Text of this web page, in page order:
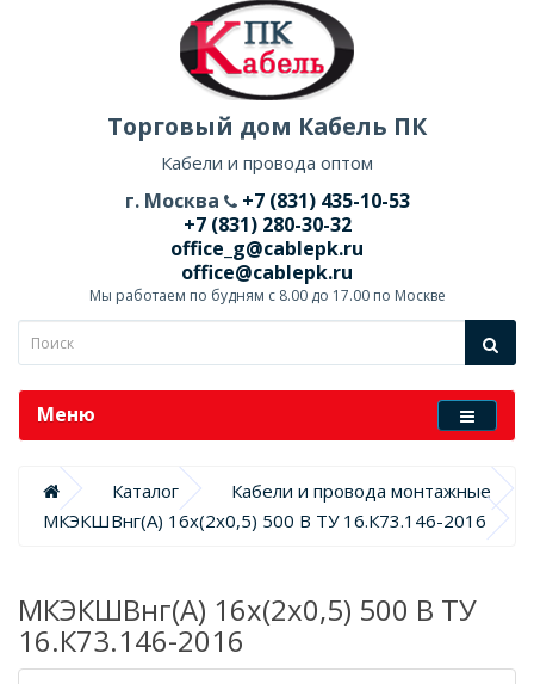
Торговый дом Кабель ПК
Кабели и провода оптом
г. Москва
+7 (831) 435-10-53
+7 (831) 280-30-32
office_g@cablepk.ru
office@cablepk.ru
Мы работаем по будням с 8.00 до 17.00 по Москве
Меню
Каталог
Кабели и провода монтажные
МКЭКШВнг(А) 16х(2х0,5) 500 В ТУ 16.К73.146-2016
МКЭКШВнг(А) 16х(2х0,5) 500 В ТУ
16.К73.146-2016